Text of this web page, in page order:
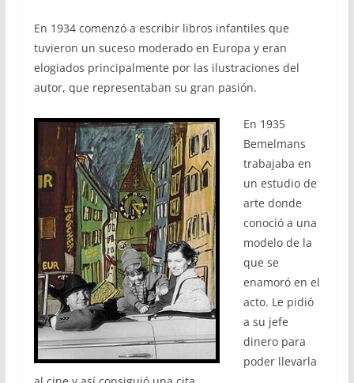
En 1934 comenzó a escribir libros infantiles que
tuvieron un suceso moderado en Europa y eran
elogiados principalmente por las ilustraciones del
autor, que representaban su gran pasión.
En 1935
Bemelmans
trabajaba en
un estudio de
arte donde
conoció a una
modelo de la
que se
enamoró en el
acto. Le pidió
a su jefe
dinero para
poder llevarla